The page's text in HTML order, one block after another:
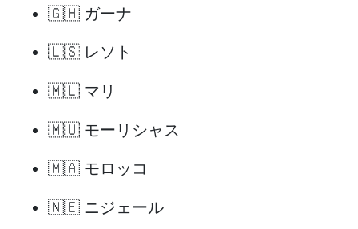
🇬🇭 ガーナ
🇱🇸 レソト
🇲🇱 マリ
🇲🇺 モーリシャス
🇲🇦 モロッコ
🇳🇪 ニジェール